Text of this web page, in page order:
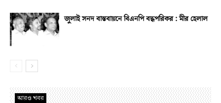
জুলাই সনদ বাস্তবায়নে বিএনপি বদ্ধপরিকর : মীর হেলাল
আরও খবর